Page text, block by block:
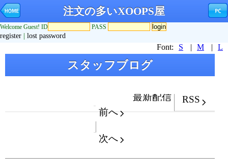
注文の多いXOOPS屋
Welcome Guest! ID PASS
register lost password
Font: S | M | L
スタッフブログ
最新配信
RSS
前へ
次へ